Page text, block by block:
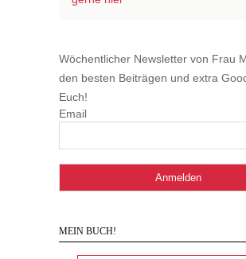
Wöchentlicher Newsletter von Frau
den besten Beiträgen und extra
Euch!
Email
MEIN BUCH!